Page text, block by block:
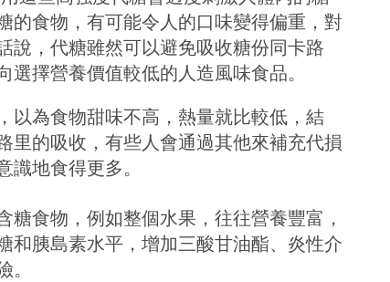
的食物，有可能令人的口味變得偏重，對
說，代糖雖然可以避免吸收糖份同卡路
擇營養價值較低的人造風味食品。
以為食物甜味不高，熱量就比較低，結
里的吸收，有些人會通過其他來補充代損
地食得更多。
食物，例如整個水果，往往營養豐富，
和胰島素水平，增加三酸甘油酯、炎性介